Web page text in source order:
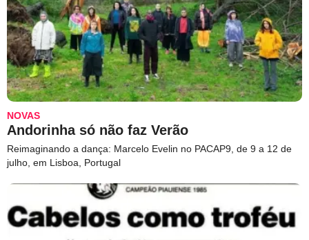
NOVAS
Andorinha só não faz Verão
Reimaginando a dança: Marcelo Evelin no PACAP9, de 9 a 12 de
julho, em Lisboa, Portugal